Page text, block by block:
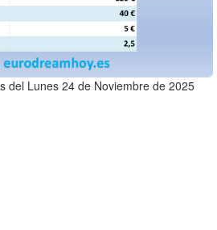
del Lunes 24 de Noviembre de 2025